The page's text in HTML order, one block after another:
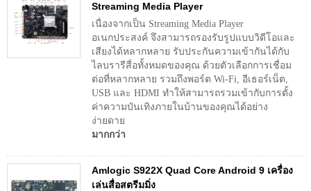
Streaming Media Player
เนื่องจากเป็น Streaming Media Player
อเนกประสงค์ จึงสามารถรองรับรูปแบบวิดีโอและ
เสียงได้หลากหลาย รับประกันความเข้ากันได้กับ
ไลบรารีสื่อทั้งหมดของคุณ ด้วยตัวเลือกการเชื่อม
ต่อที่หลากหลาย รวมถึงพอร์ต Wi-Fi, อีเธอร์เน็ต,
USB และ HDMI ทำให้สามารถรวมเข้ากับการตั้ง
ค่าความบันเทิงภายในบ้านของคุณได้อย่าง
ง่ายดาย
มากกว่า
Amlogic S922X Quad Core Android 9 เครื่อง
เล่นสื่อสตรีมมิ่ง